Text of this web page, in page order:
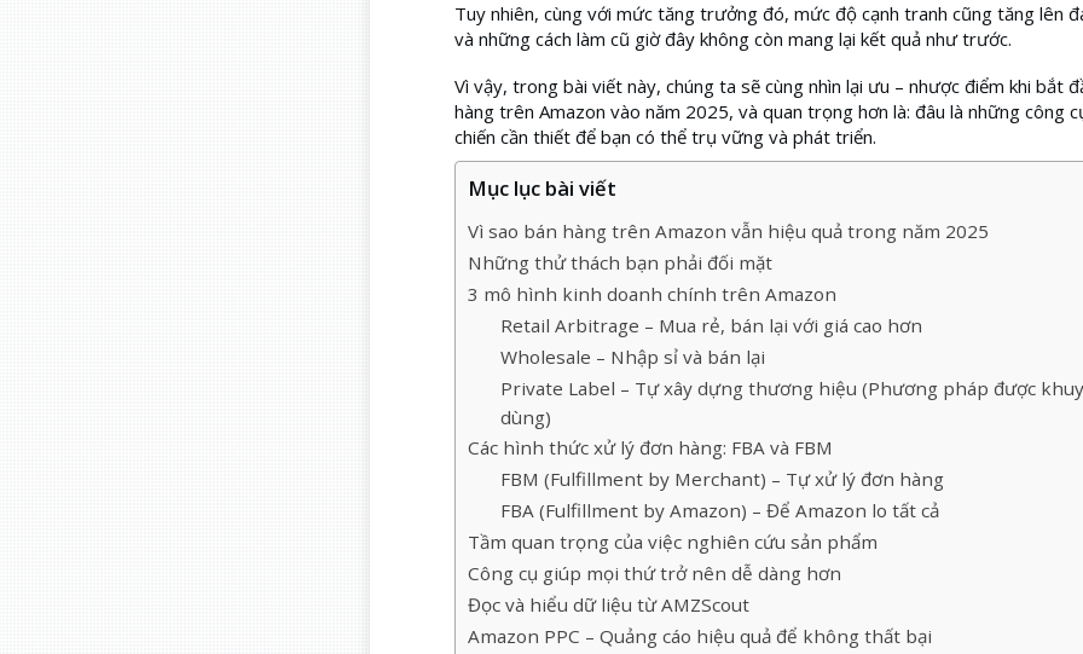
Tuy nhiên, cùng với mức tăng trưởng đó, mức độ cạnh tranh cũng tăng lên
và những cách làm cũ giờ đây không còn mang lại kết quả như trước.
Vì vậy, trong bài viết này, chúng ta sẽ cùng nhìn lại ưu – nhược điểm khi bắt
hàng trên Amazon vào năm 2025, và quan trọng hơn là: đâu là những công
chiến cần thiết để bạn có thể trụ vững và phát triển.
Mục lục bài viết
Vì sao bán hàng trên Amazon vẫn hiệu quả trong năm 2025
Những thử thách bạn phải đối mặt
3 mô hình kinh doanh chính trên Amazon
Retail Arbitrage – Mua rẻ, bán lại với giá cao hơn
Wholesale – Nhập sỉ và bán lại
Private Label – Tự xây dựng thương hiệu (Phương pháp được
dùng)
Các hình thức xử lý đơn hàng: FBA và FBM
FBM (Fulfillment by Merchant) – Tự xử lý đơn hàng
FBA (Fulfillment by Amazon) – Để Amazon lo tất cả
Tầm quan trọng của việc nghiên cứu sản phẩm
Công cụ giúp mọi thứ trở nên dễ dàng hơn
Đọc và hiểu dữ liệu từ AMZScout
Amazon PPC – Quảng cáo hiệu quả để không thất bại